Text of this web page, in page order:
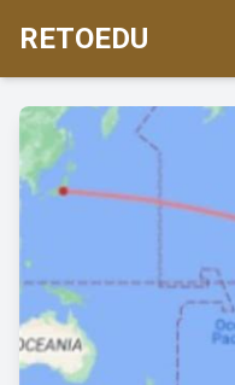
RETOEDU